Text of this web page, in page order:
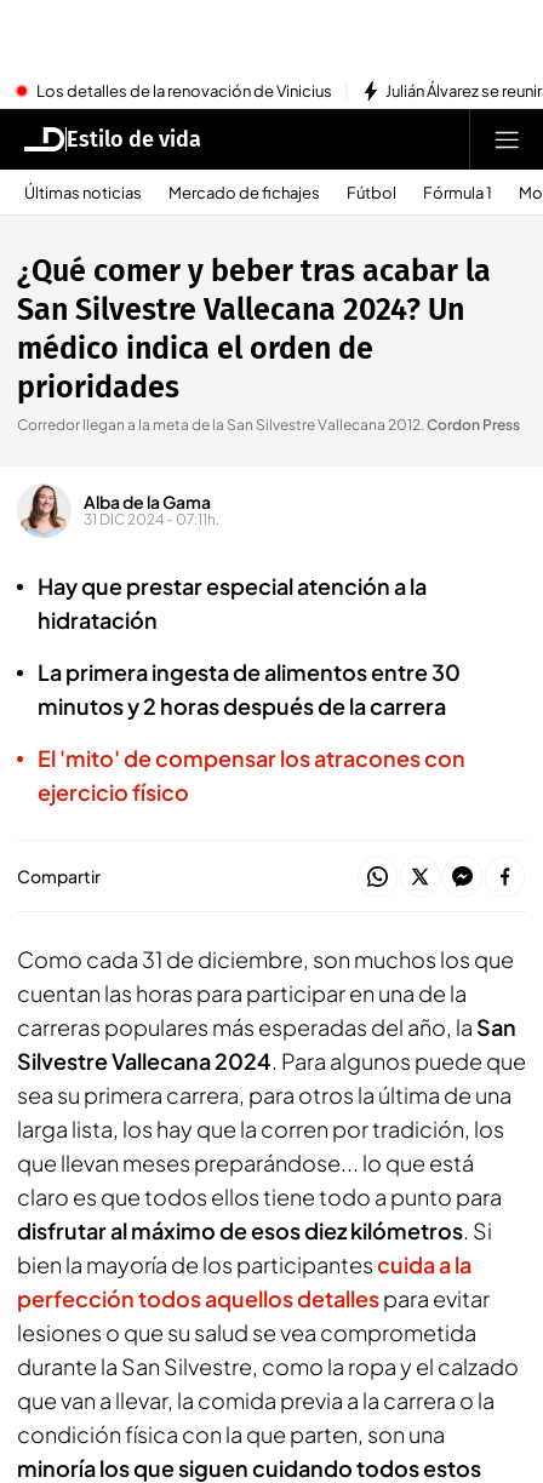
Los detalles de la renovación de Vinicius Julián Álvarez se
Estilo de vida
Últimas noticias Mercado de fichajes Fútbol Fórmula 1
¿Qué comer y beber tras acabar la
San Silvestre Vallecana 2024? Un
médico indica el orden de
prioridades
Corredor llegan a la meta de la San Silvestre Vallecana 2012.Cordon Press
Alba de la Gama
31 DIC 2024 - 07:11h.
Hay que prestar especial atención a la
hidratación
La primera ingesta de alimentos entre 30
minutos y 2 horas después de la carrera
El 'mito' de compensar los atracones con
ejercicio físico
Compartir
Como cada 31 de diciembre, son muchos los que
cuentan las horas para participar en una de la
carreras populares más esperadas del año, la San
Silvestre Vallecana 2024. Para algunos puede que
sea su primera carrera, para otros la última de una
larga lista, los hay que la corren por tradición, los
que llevan meses preparándose... lo que está
claro es que todos ellos tiene todo a punto para
disfrutar al máximo de esos diez kilómetros. Si
bien la mayoría de los participantescuida a la
perfección todos aquellos detallespara evitar
lesiones o que su salud se vea comprometida
durante la San Silvestre, como la ropa y el calzado
que van a llevar, la comida previa a la carrera o la
condición física con la que parten, son una
minoría los que siguen cuidando todos estos